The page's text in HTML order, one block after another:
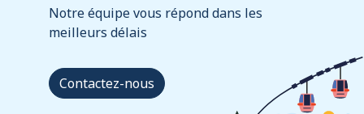
Notre équipe vous répond dans les
meilleurs délais
Contactez-nous